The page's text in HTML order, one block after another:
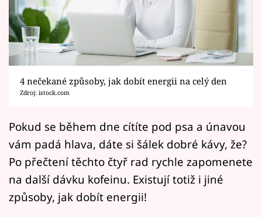
Horoskopy
Sledujte prima+
Filmový festival Karlovy Vary
Mámy sobě
Přihlášení
4 nečekané způsoby, jak dobít energii na celý den
Zdroj: istock.com
Pokud se během dne cítíte pod psa a únavou
vám padá hlava, dáte si šálek dobré kávy, že?
Po přečtení těchto čtyř rad rychle zapomenete
na další dávku kofeinu. Existují totiž i jiné
způsoby, jak dobít energii!